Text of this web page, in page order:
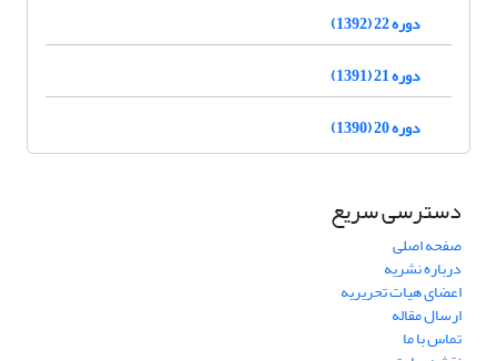
دوره 22 (1392)
دوره 21 (1391)
دوره 20 (1390)
دسترسی سریع
صفحه اصلی
درباره نشریه
اعضای هیات تحریریه
ارسال مقاله
تماس با ما